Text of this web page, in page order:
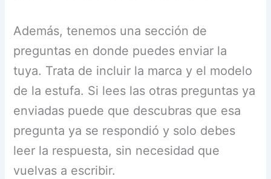
Además, tenemos una sección de
preguntas en donde puedes enviar la
tuya. Trata de incluir la marca y el modelo
de la estufa. Si lees las otras preguntas ya
enviadas puede que descubras que esa
pregunta ya se respondió y solo debes
leer la respuesta, sin necesidad que
vuelvas a escribir.